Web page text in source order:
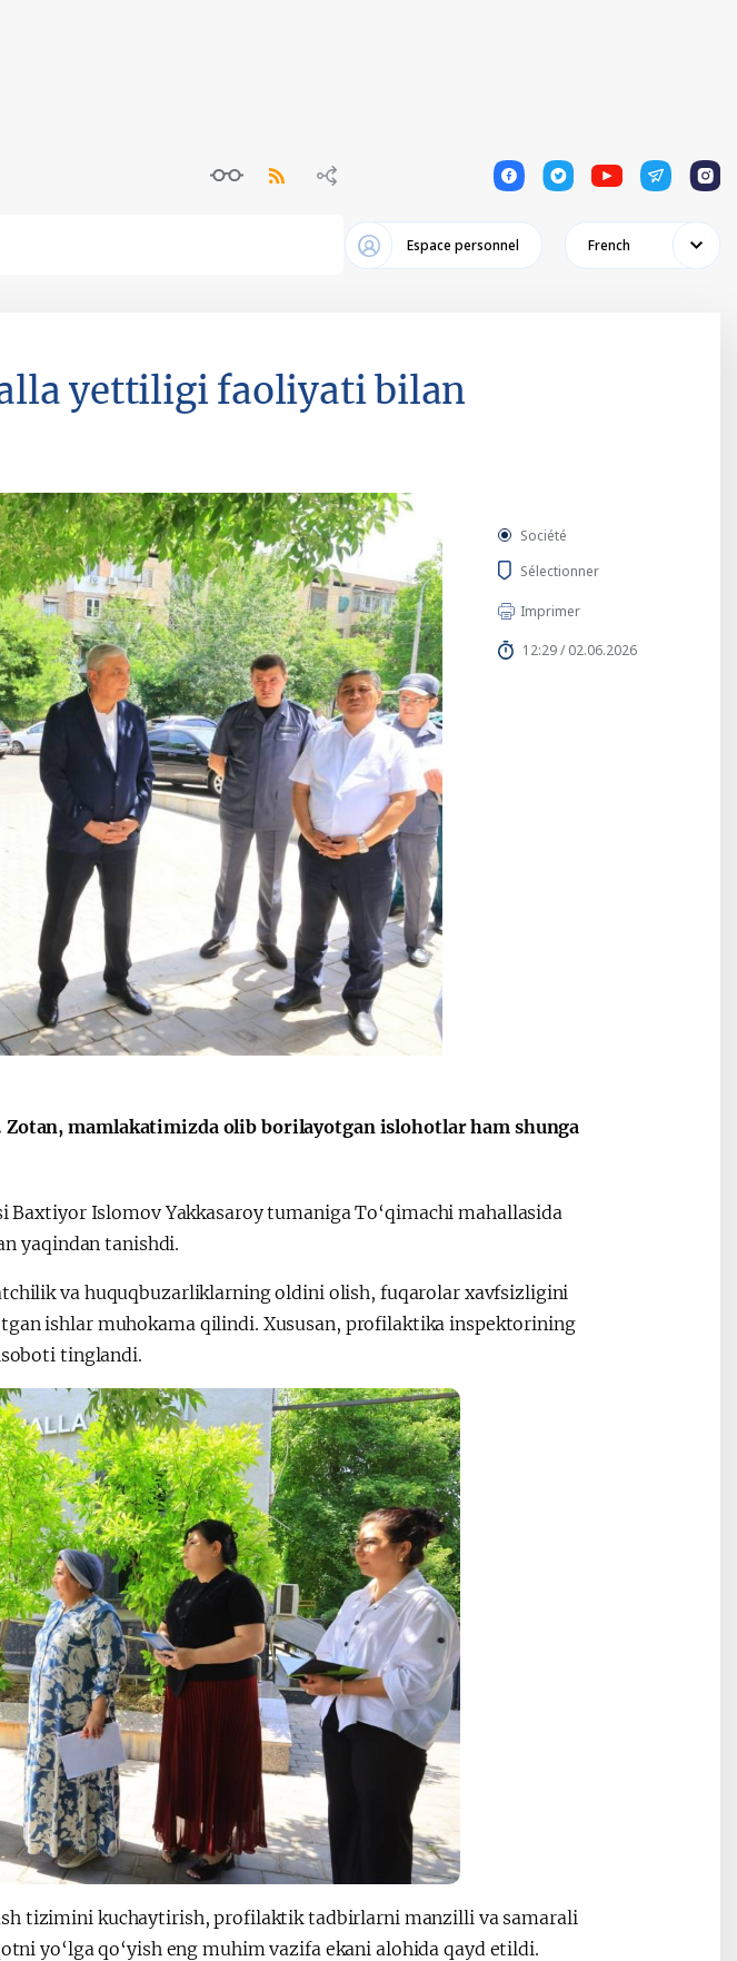
1 1 1 1 1
Espace personnel French
yettiligi faoliyati bilan
Société
Sélectionner
Imprimer
12:29 / 02.06.2026
mamlakatimizda olib borilayotgan islohotlar ham shunga
Baxtiyor Islomov Yakkasaroy tumaniga To‘qimachi mahallasida
yaqindan tanishdi.
va huquqbuzarliklarning oldini olish, fuqarolar xavfsizligini
ishlar muhokama qilindi. Xususan, profilaktika inspektorining
tinglandi.
tizimini kuchaytirish, profilaktik tadbirlarni manzilli va samarali
yo‘lga qo‘yish eng muhim vazifa ekani alohida qayd etildi.